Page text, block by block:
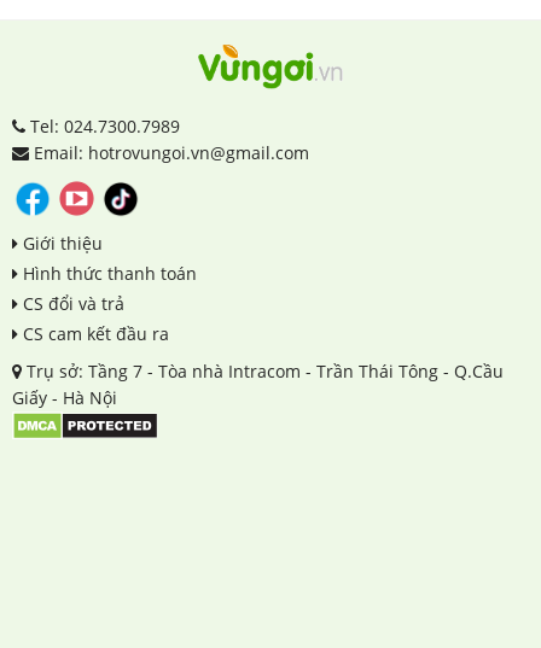
Tel: 024.7300.7989
Email: hotrovungoi.vn@gmail.com
Giới thiệu
Hình thức thanh toán
CS đổi và trả
CS cam kết đầu ra
Trụ sở: Tầng 7 - Tòa nhà Intracom - Trần Thái Tông - Q.Cầu
Giấy - Hà Nội